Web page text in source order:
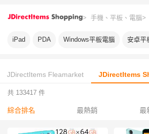
> 手機、平板、電腦>
iPad PDA Windows平板電腦 安卓平
JDirectItems Fleamarket JDirectItems
共 133417 件
綜合排名 最熱銷 最